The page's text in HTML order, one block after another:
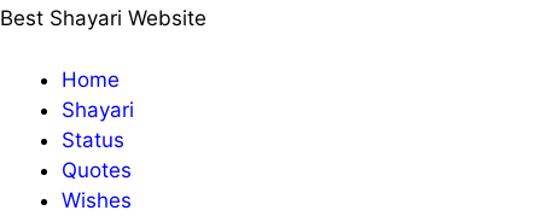
Best Shayari Website
Home
Shayari
Status
Quotes
Wishes